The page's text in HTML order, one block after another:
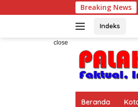
to
Breaking News
Indeks
close
Beranda